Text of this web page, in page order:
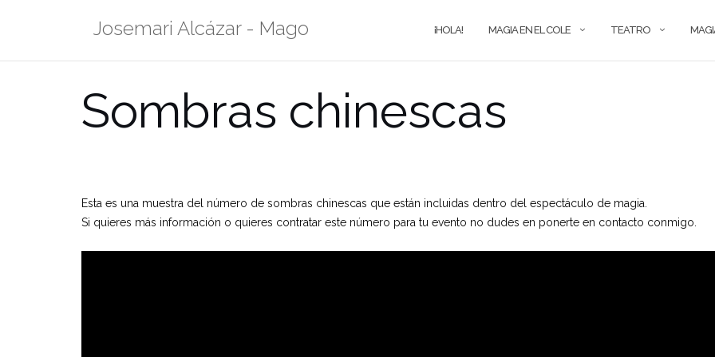
Josemari Alcázar - Mago ¡HOLA! MAGIA EN EL COLE TEATRO
Sombras chinescas
Esta es una muestra del número de sombras chinescas que están incluidas dentro del espectáculo de magia.
Si quieres más información o quieres contratar este número para tu evento no dudes en ponerte en contacto conmigo.